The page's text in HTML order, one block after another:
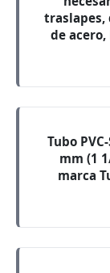
traslapes,
de
Tubo
mm (1
marca